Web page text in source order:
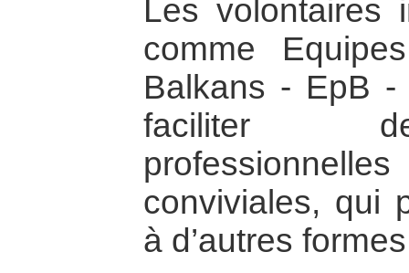
Les volontaires
comme
Balkans - EpB -
faciliter
conviviales, qui
à d’autres